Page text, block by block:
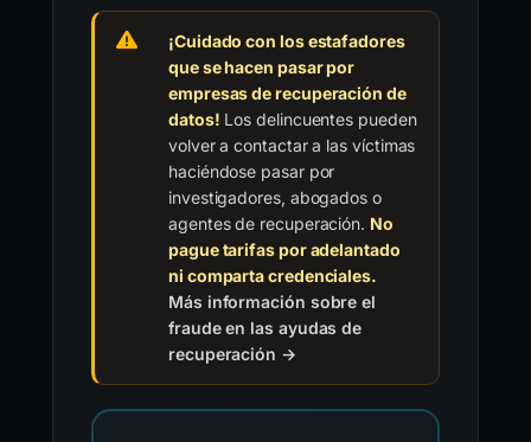
¡Cuidado con los estafadores
que se hacen pasar por
empresas de recuperación de
datos! Los delincuentes pueden
volver a contactar a las víctimas
haciéndose pasar por
investigadores, abogados o
agentes de recuperación. No
pague tarifas por adelantado
ni comparta credenciales.
Más información sobre el
fraude en las ayudas de
recuperación →